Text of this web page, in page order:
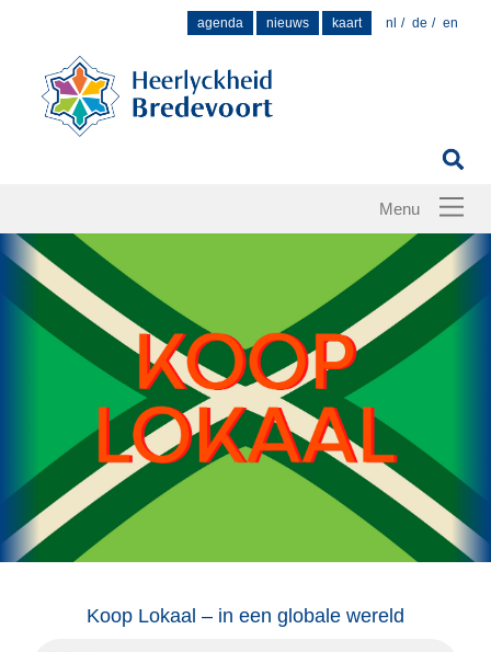
agenda nieuws kaart nl de en
Koop Lokaal – in een globale wereld